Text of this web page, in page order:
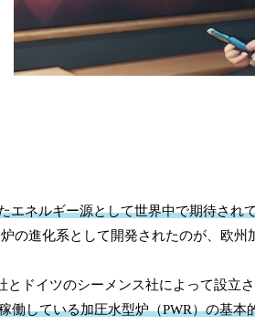
エネルギー源として世界中で期待さ
の進化系として開発されたのが、欧州
とドイツのシーメンス社によって設立
働している加圧水型炉（PWR）の基